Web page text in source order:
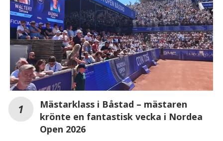
Mästarklass i Båstad – mästaren
krönte en fantastisk vecka i Nordea
Open 2026